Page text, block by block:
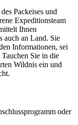
Packeises und
Expeditionsteam
Ihnen
auch an Land. Sie
Informationen, sei
Sie in die
Wildnis ein und
oder